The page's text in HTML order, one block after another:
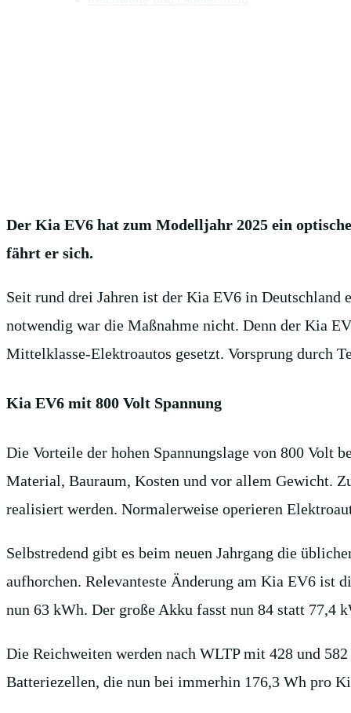
Der Kia EV6 hat zum Modelljahr 2025 ein
fährt er sich.
Seit rund drei Jahren ist der Kia EV6 in
notwendig war die Maßnahme nicht. Denn der Kia
Mittelklasse-Elektroautos gesetzt. Vorsprung durch
Kia EV6 mit 800 Volt Spannung
Die Vorteile der hohen Spannungslage von 800 Volt
Material, Bauraum, Kosten und vor allem Gewicht.
realisiert werden. Normalerweise operieren
Selbstredend gibt es beim neuen Jahrgang die
aufhorchen. Relevanteste Änderung am Kia EV6 ist
nun 63 kWh. Der große Akku fasst nun 84 statt 77,4
Die Reichweiten werden nach WLTP mit 428 und
Batteriezellen, die nun bei immerhin 176,3 Wh pro